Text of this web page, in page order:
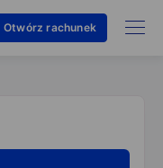
Otwórz rachunek